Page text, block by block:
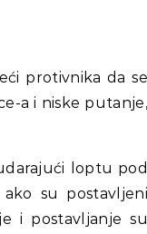
protivnika da se
a i niske putanje,
loptu pod
su postavljeni
i postavljanje su